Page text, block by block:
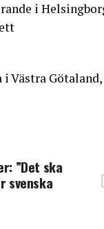
i
Västra Götaland,
”Det ska
svenska